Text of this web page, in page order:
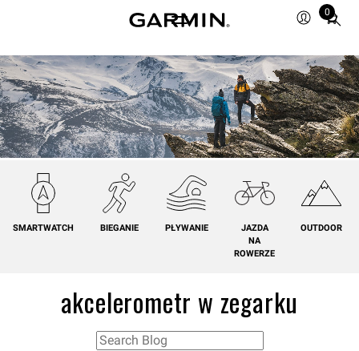
0
Total
in
cart:
0
SMARTWATCH BIEGANIE PŁYWANIE
JAZDA
NA
ROWERZE
OUTDOOR
akcelerometr w zegarku